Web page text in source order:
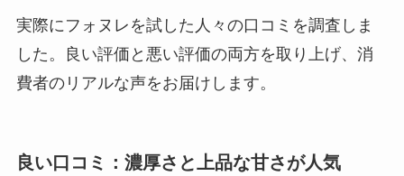
実際にフォヌレを試した人々の口コミを調査しま
した。良い評価と悪い評価の両方を取り上げ、消
費者のリアルな声をお届けします。
良い口コミ：濃厚さと上品な甘さが人気